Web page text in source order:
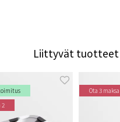
Liittyvät tuotteet
2
Ota 3